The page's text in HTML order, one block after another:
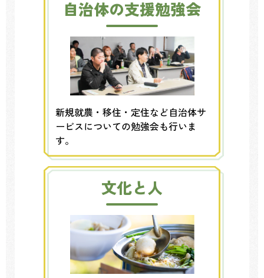
自治体の支援勉強会
新規就農・移住・定住など自治体サ
ービスについての勉強会も行いま
す。
文化と人